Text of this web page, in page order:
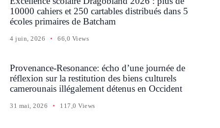
10000 cahiers et 250 cartables distribués dans 5
écoles primaires de Batcham
4 juin, 2026 66,0 Views
Provenance-Resonance: écho d’une journée de
réflexion sur la restitution des biens culturels
camerounais illégalement détenus en Occident
31 mai, 2026 117,0 Views